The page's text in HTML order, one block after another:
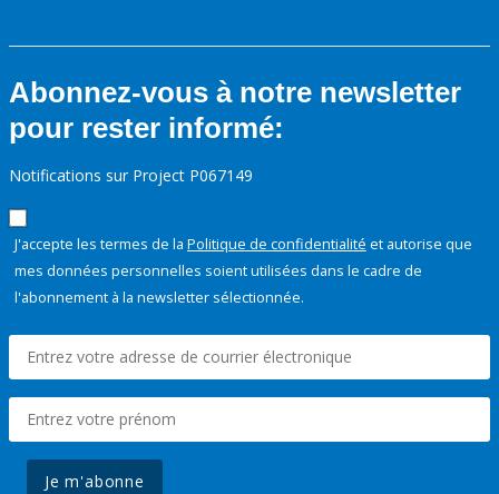
Abonnez-vous à notre newsletter
pour rester informé:
Notifications sur Project P067149
J'accepte les termes de la Politique de confidentialité et autorise que
mes données personnelles soient utilisées dans le cadre de
l'abonnement à la newsletter sélectionnée.
Je m'abonne